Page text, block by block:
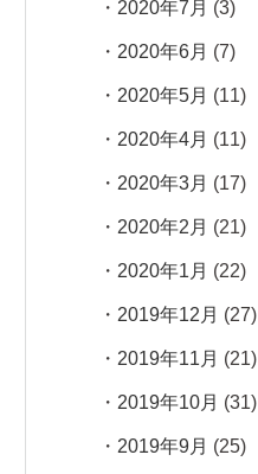
2020年7月 (3)
2020年6月 (7)
2020年5月 (11)
2020年4月 (11)
2020年3月 (17)
2020年2月 (21)
2020年1月 (22)
2019年12月 (27)
2019年11月 (21)
2019年10月 (31)
2019年9月 (25)